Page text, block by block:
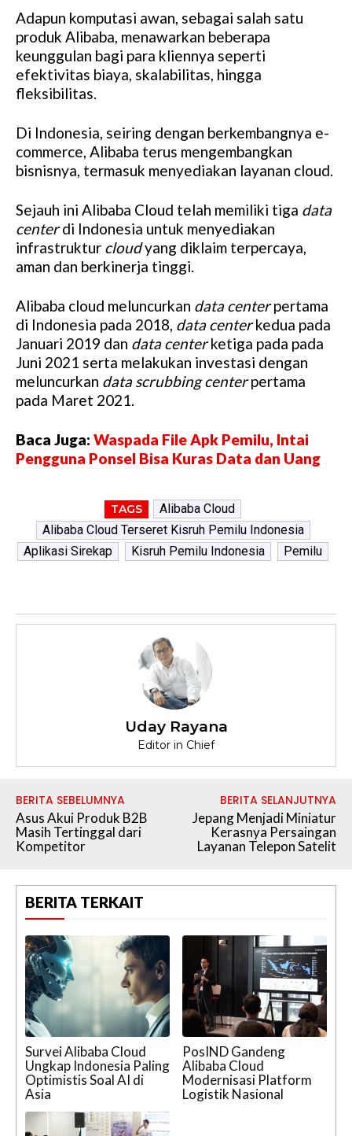
Adapun komputasi awan, sebagai salah satu
produk Alibaba, menawarkan beberapa
keunggulan bagi para kliennya seperti
efektivitas biaya, skalabilitas, hingga
fleksibilitas.
Di Indonesia, seiring dengan berkembangnya e-
commerce, Alibaba terus mengembangkan
bisnisnya, termasuk menyediakan layanan cloud.
Sejauh ini Alibaba Cloud telah memiliki tiga data
centerdi Indonesia untuk menyediakan
infrastruktur cloudyang diklaim terpercaya,
aman dan berkinerja tinggi.
Alibaba cloud meluncurkan data centerpertama
di Indonesia pada 2018, data centerkedua pada
Januari 2019 dan data centerketiga pada pada
Juni 2021 serta melakukan investasi dengan
meluncurkan data scrubbing centerpertama
pada Maret 2021.
Baca Juga: Waspada File Apk Pemilu, Intai
Pengguna Ponsel Bisa Kuras Data dan Uang
TAGS
Alibaba Cloud
Alibaba Cloud Terseret Kisruh Pemilu Indonesia
Aplikasi Sirekap
Kisruh Pemilu Indonesia Pemilu
Uday Rayana
Editor in Chief
BERITA SEBELUMNYA
Asus Akui Produk B2B
Masih Tertinggal dari
Kompetitor
BERITA SELANJUTNYA
Jepang Menjadi Miniatur
Kerasnya Persaingan
Layanan Telepon Satelit
BERITA TERKAIT
Survei Alibaba Cloud
Ungkap Indonesia Paling
Optimistis Soal AI di
Asia
PosIND Gandeng
Alibaba Cloud
Modernisasi Platform
Logistik Nasional